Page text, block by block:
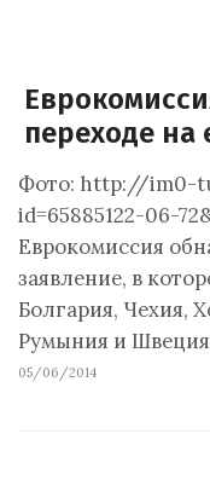
переходе на
Фото: http://im0-
id=65885122-06-
Еврокомиссия
заявление, в
Болгария, Чехия,
Румыния и
05/06/2014